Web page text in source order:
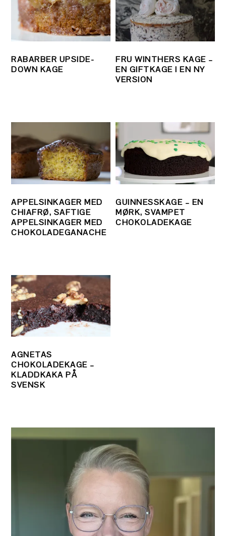
RABARBER UPSIDE-
DOWN KAGE
FRU WINTHERS KAGE –
EN GIFTKAGE I EN NY
VERSION
APPELSINKAGER MED
CHIAFRØ, SAFTIGE
APPELSINKAGER MED
CHOKOLADEGANACHE
GUINNESSKAGE – EN
MØRK, SVAMPET
CHOKOLADEKAGE
AGNETAS
CHOKOLADEKAGE –
KLADDKAKA PÅ
SVENSK
PRIMÆR